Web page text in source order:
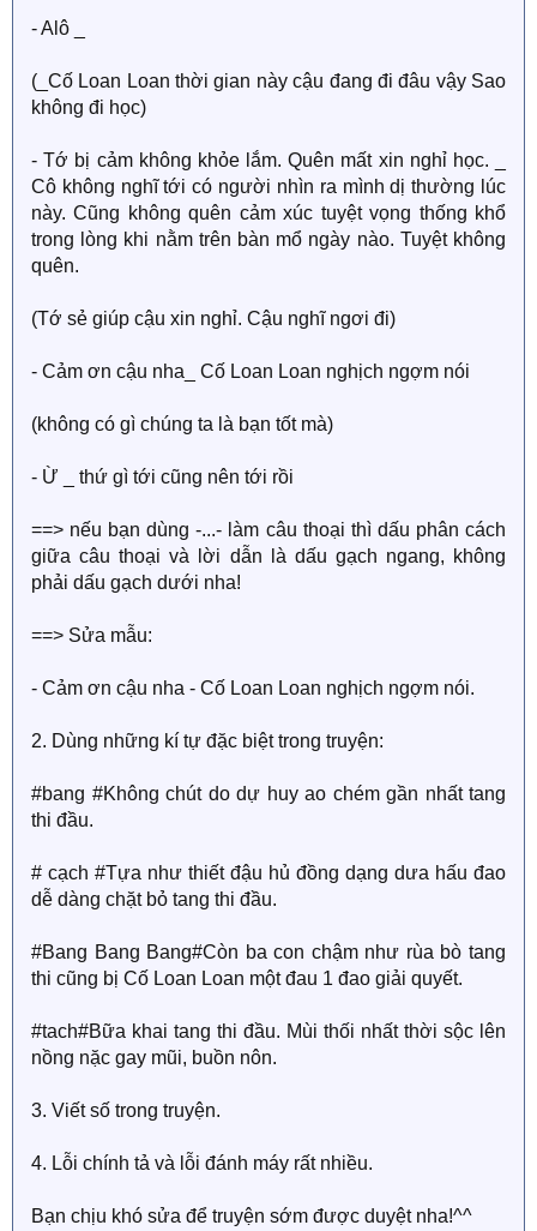
- Alô _
(_Cố Loan Loan thời gian này cậu đang đi đâu vậy Sao
không đi học)
- Tớ bị cảm không khỏe lắm. Quên mất xin nghỉ học. _
Cô không nghĩ tới có người nhìn ra mình dị thường lúc
này. Cũng không quên cảm xúc tuyệt vọng thống khổ
trong lòng khi nằm trên bàn mổ ngày nào. Tuyệt không
quên.
(Tớ sẻ giúp cậu xin nghỉ. Cậu nghĩ ngơi đi)
- Cảm ơn cậu nha_ Cố Loan Loan nghịch ngợm nói
(không có gì chúng ta là bạn tốt mà)
- Ừ _ thứ gì tới cũng nên tới rồi
==> nếu bạn dùng -...- làm câu thoại thì dấu phân cách
giữa câu thoại và lời dẫn là dấu gạch ngang, không
phải dấu gạch dưới nha!
==> Sửa mẫu:
- Cảm ơn cậu nha - Cố Loan Loan nghịch ngợm nói.
2. Dùng những kí tự đặc biệt trong truyện:
#bang #Không chút do dự huy ao chém gần nhất tang
thi đầu.
# cạch #Tựa như thiết đậu hủ đồng dạng dưa hấu đao
dễ dàng chặt bỏ tang thi đầu.
#Bang Bang Bang#Còn ba con chậm như rùa bò tang
thi cũng bị Cố Loan Loan một đau 1 đao giải quyết.
#tach#Bữa khai tang thi đầu. Mùi thối nhất thời sộc lên
nồng nặc gay mũi, buồn nôn.
3. Viết số trong truyện.
4. Lỗi chính tả và lỗi đánh máy rất nhiều.
Bạn chịu khó sửa để truyện sớm được duyệt nha!^^